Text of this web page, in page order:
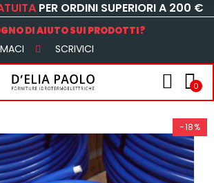
PER ORDINI SUPERIORI A 200 €
DI AIUTO SUI PRODOTTI?
SCRIVICI
0
-18%